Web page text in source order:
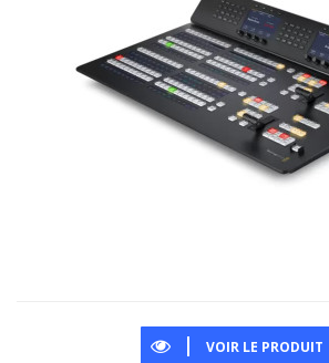
VOIR LE PRODUIT